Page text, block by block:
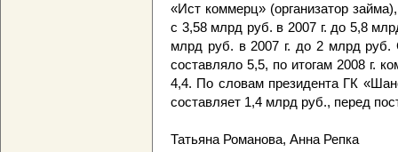
«Ист коммерц» (организатор
с 3,58 млрд руб. в 2007 г. до 5,8
млрд руб. в 2007 г. до 2 млрд руб.
составляло 5,5, по итогам 2008 г.
4,4. По словам президента ГК
составляет 1,4 млрд руб., перед
Татьяна Романова, Анна Репка